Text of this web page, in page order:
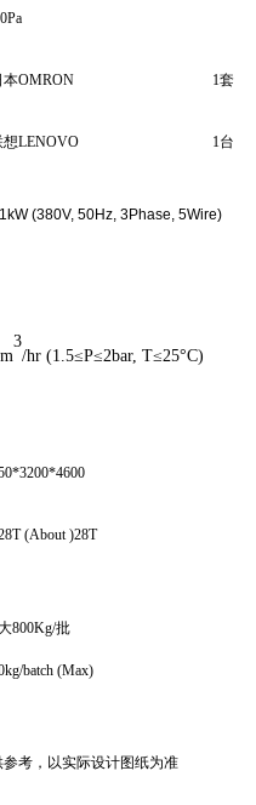
Pa
本OMRON 1套
想LENOVO 1台
kW (380V, 50Hz, 3Phase, 5Wire)
m
3
/hr (1.5≤P≤2bar, T≤25°C)
(About )28T
800Kg/批
kg/batch (Max)
参考，以实际设计图纸为准